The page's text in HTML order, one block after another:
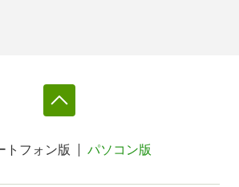
トフォン版 パソコン版